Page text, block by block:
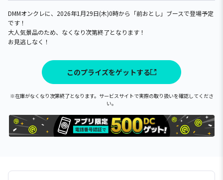
DMMオンクレに、2026年1月29日(木)0時から「前おとし」ブースで登場予定
です！
大人気景品のため、なくなり次第終了となります！
お見逃しなく！
このプライズをゲットする
※在庫がなくなり次第終了となります。サービスサイトで実際の取り扱いを確認してくださ
い。